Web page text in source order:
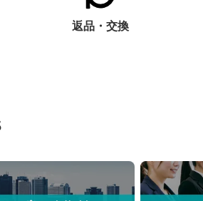
返品・交換